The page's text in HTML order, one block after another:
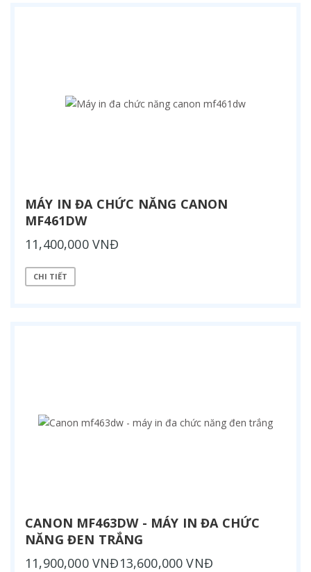
MÁY IN ĐA CHỨC NĂNG CANON
MF461DW
11,400,000 VNĐ
CHI TIẾT
CANON MF463DW - MÁY IN ĐA CHỨC
NĂNG ĐEN TRẮNG
11,900,000 VNĐ13,600,000 VNĐ